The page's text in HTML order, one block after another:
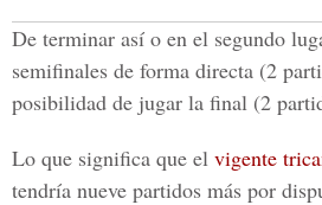
De terminar así o en el segundo
semifinales de forma directa (2
posibilidad de jugar la final (2
Lo que significa que el vigente
tendría nueve partidos más por